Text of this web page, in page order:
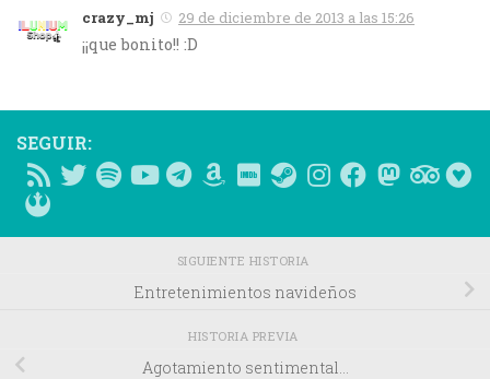
crazy_mj 29 de diciembre de 2013 a las 15:26
¡¡que bonito!! :D
SEGUIR:
SIGUIENTE HISTORIA
Entretenimientos navideños
HISTORIA PREVIA
Agotamiento sentimental…